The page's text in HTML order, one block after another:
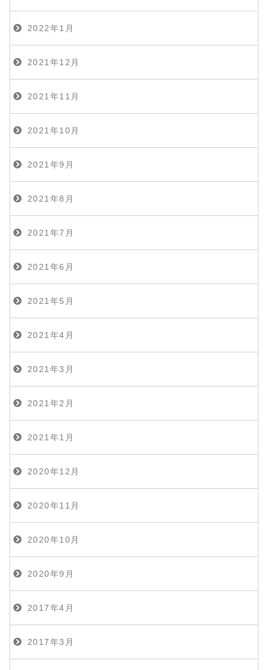
2022年1月
2021年12月
2021年11月
2021年10月
2021年9月
2021年8月
2021年7月
2021年6月
2021年5月
2021年4月
2021年3月
2021年2月
2021年1月
2020年12月
2020年11月
2020年10月
2020年9月
2017年4月
2017年3月